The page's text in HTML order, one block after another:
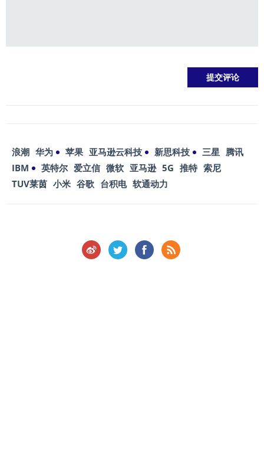
浪潮 华为 苹果 亚马逊云科技 新思科技 三星 腾讯
IBM
英特尔 爱立信 微软 亚马逊 5G 推特 索尼
TUV莱茵 小米 谷歌 台积电 软通动力